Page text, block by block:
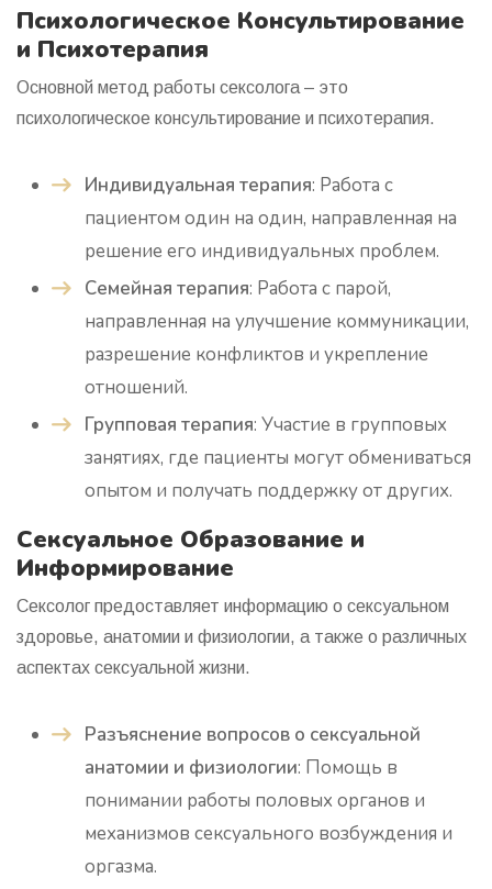
Психологическое Консультирование
и Психотерапия
Основной метод работы сексолога – это
психологическое консультирование и психотерапия.
Индивидуальная терапия: Работа с
пациентом один на один, направленная на
решение его индивидуальных проблем.
Семейная терапия: Работа с парой,
направленная на улучшение коммуникации,
разрешение конфликтов и укрепление
отношений.
Групповая терапия: Участие в групповых
занятиях, где пациенты могут обмениваться
опытом и получать поддержку от других.
Сексуальное Образование и
Информирование
Сексолог предоставляет информацию о сексуальном
здоровье, анатомии и физиологии, а также о различных
аспектах сексуальной жизни.
Разъяснение вопросов о сексуальной
анатомии и физиологии: Помощь в
понимании работы половых органов и
механизмов сексуального возбуждения и
оргазма.